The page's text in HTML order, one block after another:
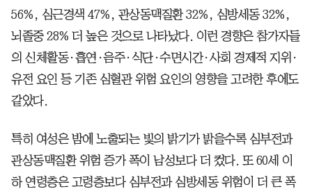
56%, 심근경색 47%, 관상동맥질환 32%, 심방세동 32%,
뇌졸중 28% 더 높은 것으로 나타났다. 이런 경향은 참가자들
의 신체활동·흡연·음주·식단·수면시간·사회 경제적 지위·
유전 요인 등 기존 심혈관 위험 요인의 영향을 고려한 후에도
같았다.
특히 여성은 밤에 노출되는 빛의 밝기가 밝을수록 심부전과
관상동맥질환 위험 증가 폭이 남성보다 더 컸다. 또 60세 이
하 연령층은 고령층보다 심부전과 심방세동 위험이 더 큰 폭